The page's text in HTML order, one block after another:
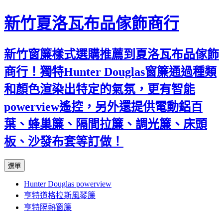
新竹夏洛瓦布品傢飾商行
新竹窗簾樣式選購推薦到夏洛瓦布品傢飾
商行！獨特Hunter Douglas窗簾通過種類
和顏色渲染出特定的氣氛，更有智能
powerview遙控，另外還提供電動鋁百
葉、蜂巢簾、隔間拉簾、調光簾、床頭
板、沙發布套等訂做！
選單
內
容
Hunter Douglas powerview
亨特道格拉斯風琴簾
亨特隔熱窗簾